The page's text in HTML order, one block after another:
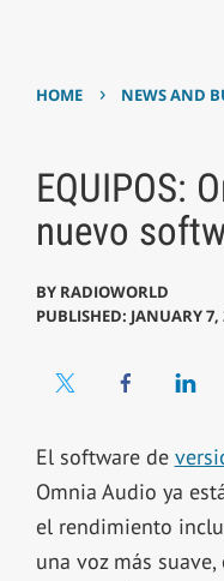
HOME › NEWS AND
EQUIPOS:
nuevo
BY RADIOWORLD
PUBLISHED: JANUARY 7,
El software de
Omnia Audio ya
el rendimiento
una voz más